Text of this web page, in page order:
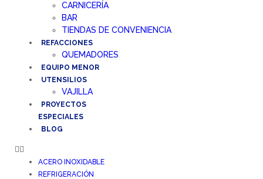
CARNICERÍA
BAR
TIENDAS DE CONVENIENCIA
REFACCIONES
QUEMADORES
EQUIPO MENOR
UTENSILIOS
VAJILLA
PROYECTOS
ESPECIALES
BLOG
ACERO INOXIDABLE
REFRIGERACIÓN